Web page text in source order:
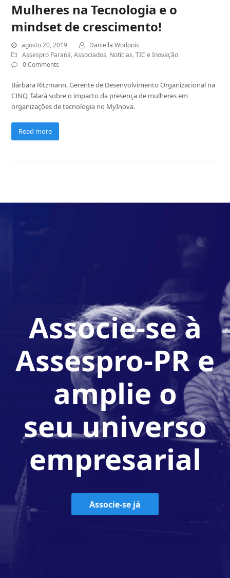
Mulheres na Tecnologia e o
mindset de crescimento!
agosto 20, 2019
Daniella Wodonis
Assespro Paraná,Associados, Notícias,TIC e Inovação
0 Comments
Bárbara Ritzmann, Gerente de Desenvolvimento Organizacional na
CINQ, falará sobre o impacto da presença de mulheres em
organizações de tecnologia no MyInova.
Read more
Associe-se à
Assespro-PR e
amplie o
seu universo
empresarial
Associe-se já